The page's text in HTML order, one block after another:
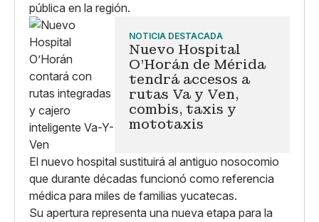
pública en la región.
NOTICIA DESTACADA
Nuevo Hospital
O'Horán de Mérida
tendrá accesos a
rutas Va y Ven,
combis, taxis y
mototaxis
El nuevo hospital sustituirá al antiguo nosocomio
que durante décadas funcionó como referencia
médica para miles de familias yucatecas.
Su apertura representa una nueva etapa para la